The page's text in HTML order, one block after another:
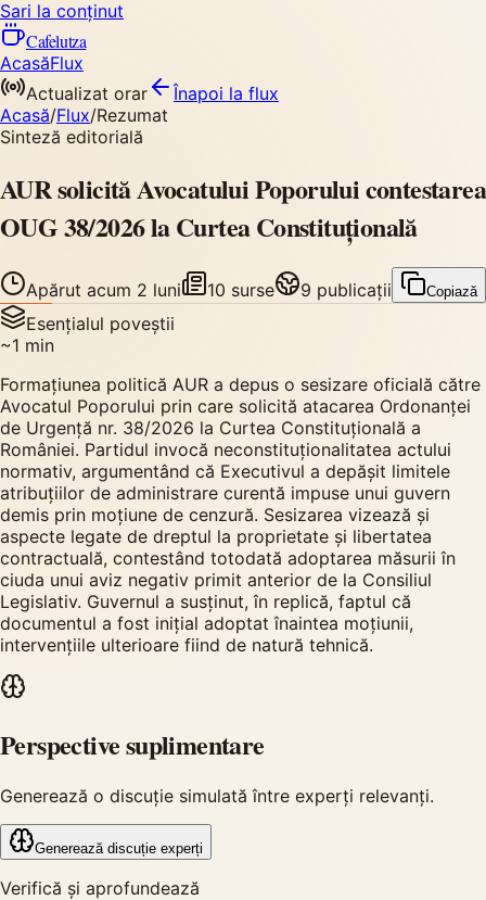
Sari la conținut
Cafelutza
AcasăFlux
Actualizat orar
Înapoi la flux
Acasă/Flux/Rezumat
Sinteză editorială
AUR solicită Avocatului Poporului contestarea
OUG 38/2026 la Curtea Constituțională
Apărut acum 2 luni 10 surse 9 publicații Copiază
Esențialul poveștii
~1 min
Formațiunea politică AUR a depus o sesizare oficială către
Avocatul Poporului prin care solicită atacarea Ordonanței
de Urgență nr. 38/2026 la Curtea Constituțională a
României. Partidul invocă neconstituționalitatea actului
normativ, argumentând că Executivul a depășit limitele
atribuțiilor de administrare curentă impuse unui guvern
demis prin moțiune de cenzură. Sesizarea vizează și
aspecte legate de dreptul la proprietate și libertatea
contractuală, contestând totodată adoptarea măsurii în
ciuda unui aviz negativ primit anterior de la Consiliul
Legislativ. Guvernul a susținut, în replică, faptul că
documentul a fost inițial adoptat înaintea moțiunii,
intervențiile ulterioare fiind de natură tehnică.
Perspective suplimentare
Generează o discuție simulată între experți relevanți.
Generează discuție experți
Verifică și aprofundează